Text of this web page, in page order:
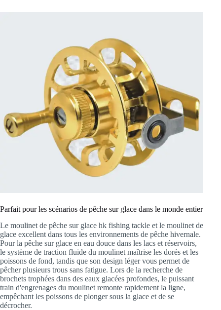
Parfait pour les scénarios de pêche sur glace dans le monde entier
Le moulinet de pêche sur glace hk fishing tackle et le moulinet de
glace excellent dans tous les environnements de pêche hivernale.
Pour la pêche sur glace en eau douce dans les lacs et réservoirs,
le système de traction fluide du moulinet maîtrise les dorés et les
poissons de fond, tandis que son design léger vous permet de
pêcher plusieurs trous sans fatigue. Lors de la recherche de
brochets trophées dans des eaux glacées profondes, le puissant
train d'engrenages du moulinet remonte rapidement la ligne,
empêchant les poissons de plonger sous la glace et de se
décrocher.